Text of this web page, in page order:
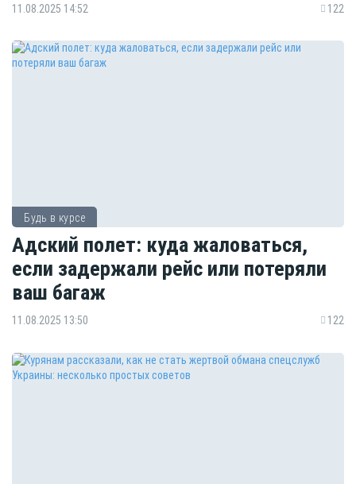
11.08.2025 14:52 122
Будь в курсе
Адский полет: куда жаловаться,
если задержали рейс или потеряли
ваш багаж
11.08.2025 13:50 122